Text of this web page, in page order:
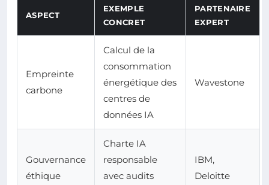
ASPECT
EXEMPLE
CONCRET
PARTENAIRE
EXPERT
Empreinte
carbone
Calcul de la
consommation
énergétique des
centres de
données IA
Wavestone
Gouvernance
éthique
Charte IA
responsable
avec audits
IBM,
Deloitte